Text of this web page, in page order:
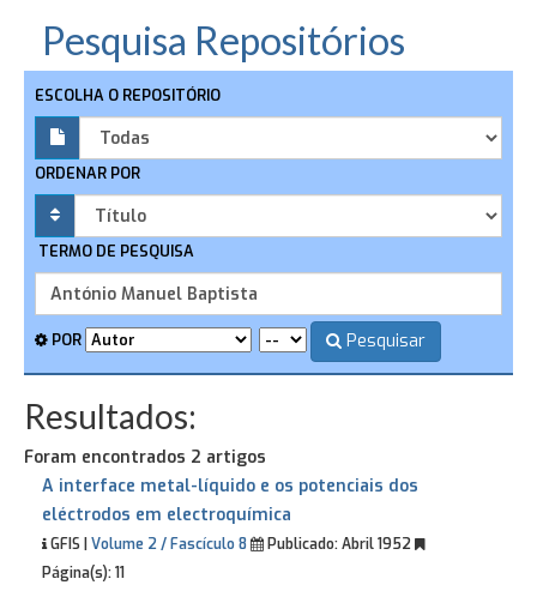
Pesquisa Repositórios
ESCOLHA O REPOSITÓRIO
ORDENAR POR
TERMO DE PESQUISA
POR Pesquisar
Resultados:
Foram encontrados 2 artigos
A interface metal-líquido e os potenciais dos
eléctrodos em electroquímica
GFIS | Volume 2 / Fascículo 8 Publicado:Abril 1952
Página(s):11